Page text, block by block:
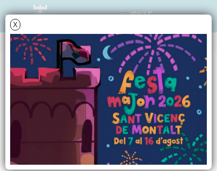
X
AGENDA
Dimarts13 octubre 2009
Taller de
manteniment de la
memòria